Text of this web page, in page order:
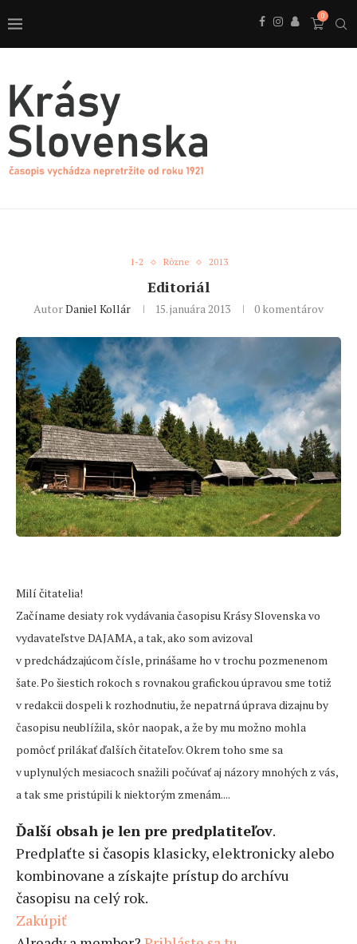
0
1-2 Rôzne 2013
Editoriál
AutorDaniel Kollár 15. januára 2013 0 komentárov
Milí čitatelia!
Začíname desiaty rok vydávania časopisu Krásy Slovenska vo
vydavateľstve DAJAMA, a tak, ako som avizoval
v predchádzajúcom čísle, prinášame ho v trochu pozmenenom
šate. Po šiestich rokoch s rovnakou grafickou úpravou sme totiž
v redakcii dospeli k rozhodnutiu, že nepatrná úprava dizajnu by
časopisu neublížila, skôr naopak, a že by mu možno mohla
pomôcť prilákať ďalších čitateľov. Okrem toho sme sa
v uplynulých mesiacoch snažili počúvať aj názory mnohých z vás,
a tak sme pristúpili k niektorým zmenám....
Ďalší obsah je len pre predplatiteľov.
Predplaťte si časopis klasicky, elektronicky alebo
kombinovane a získajte prístup do archívu
časopisu na celý rok.
Zakúpiť